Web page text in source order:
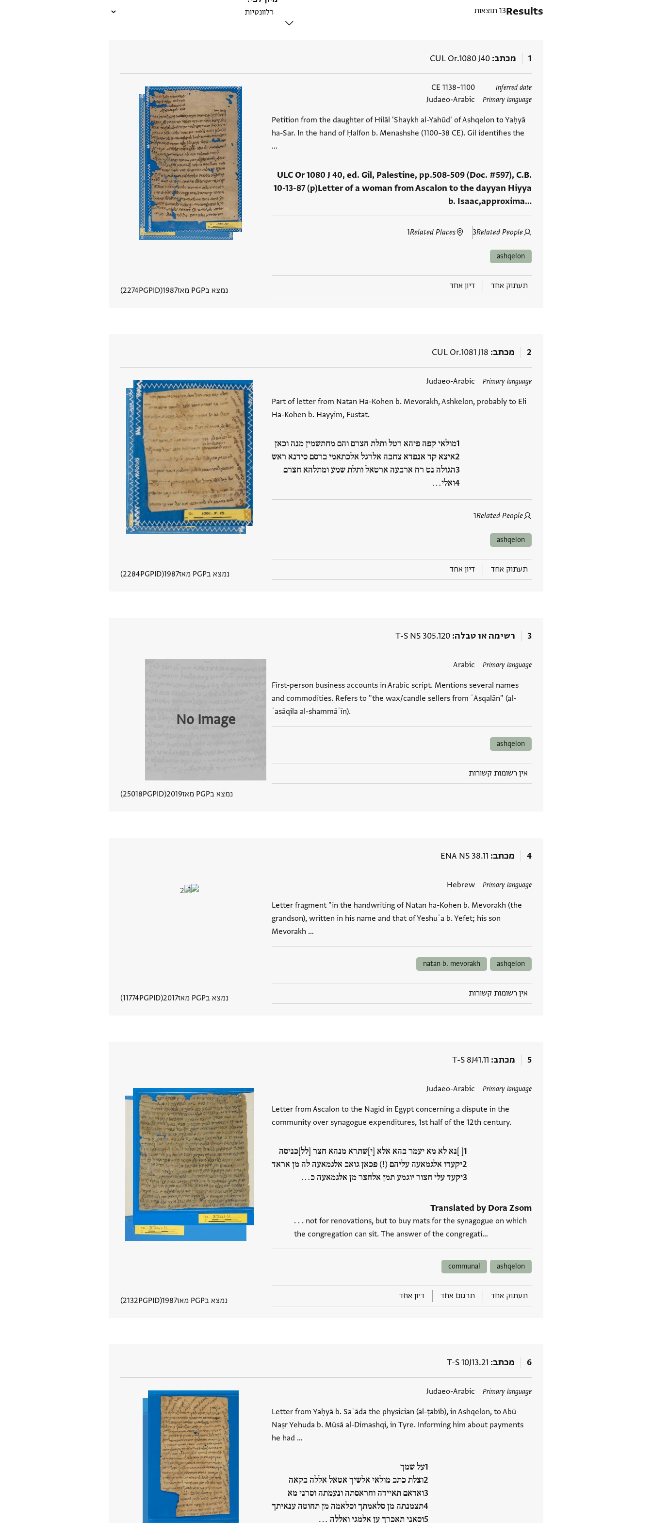
Results13 תוצאות
1 מכתב CUL Or.1080 J40
Inferred date
1100–1138 CE
Primary language
Judaeo-Arabic
Petition from the daughter of Hilāl 'Shaykh al-Yahūd' of Ashqelon to Yaḥyā
ha-Sar. In the hand of Ḥalfon b. Menashshe (1100–38 CE). Gil identifies the
…
ULC Or 1080 J 40, ed. Gil, Palestine, pp.508-509 (Doc. #597), C.B.
10-13-87 (p)Letter of a woman from Ascalon to the dayyan Hiyya
b. Isaac,approxima‮…
Related People
3
Related Places
1
תגים
ashqelon
תעתוק אחד דיון אחד נמצא בPGP מאז 1987
PGPID
2274
2 מכתב CUL Or.1081 J18
Primary language
Judaeo-Arabic
Part of letter from Natan Ha-Kohen b. Mevorakh, Ashkelon, probably to Eli
Ha-Kohen b. Hayyim, Fustat.
מולאי קפה פיהא רטל ותלת חצרם והם מחתשמין מנה וכאן
איצא קד אנפדא צחבה אלרגל אלכתאמי ברסם סידנא ראש
הגולה נט רח ארבעה ארטאל ותלת שמע ומתלהא חצרם
ואלי‮…
Related People
1
תגים
ashqelon
תעתוק אחד דיון אחד נמצא בPGP מאז 1987
PGPID
2284
3 רשימה או טבלה T-S NS 305.120
Primary language
Arabic
First-person business accounts in Arabic script. Mentions several names
and commodities. Refers to "the wax/candle sellers from ʿAsqalān" (al-
ʿasāqila al-shammāʿīn).
תגים
ashqelon
אין רשומות קשורות
No Image
נמצא בPGP מאז 2019
PGPID
25018
4 מכתב ENA NS 38.11
Primary language
Hebrew
Letter fragment "in the handwriting of Natan ha-Kohen b. Mevorakh (the
grandson), written in his name and that of Yeshuʿa b. Yefet; his son
Mevorakh …
תגים
ashqelon
natan b. mevorakh
אין רשומות קשורות נמצא בPGP מאז 2017
PGPID
11774
5 מכתב T-S 8J41.11
Primary language
Judaeo-Arabic
Letter from Ascalon to the Nagid in Egypt concerning a dispute in the
community over synagogue expenditures, 1st half of the 12th century.
[ ]נא לא מא יעמר בהא אלא [י]שתרא מנהא חצר [לל]כניסה
יקעדו אלגמאעה עליהם (!) פכאן גואב אלגמאעה לה מן אראד
יקעד עלי חצור יוגמע תמן אלחצר מן אלגמאעה כ‮…
Translated by Dora Zsom
. . . not for renovations, but to buy mats for the synagogue on which
the congregation can sit. The answer of the congregati‮…
תגים
ashqelon
communal
תעתוק אחד תרגום אחד דיון אחד נמצא בPGP מאז 1987
PGPID
2132
6 מכתב T-S 10J13.21
Primary language
Judaeo-Arabic
Letter from Yaḥyā b. Saʿāda the physician (al-ṭabīb), in Ashqelon, to Abū
Naṣr Yehuda b. Mūsā al-Dimashqi, in Tyre. Informing him about payments
he had …
על שמך
וצלת כתב מולאי אלשיך אטאל אללה בקאה
ואדאם תאיידה וחראסתה ונעמתה וסרני מא
תצמנתה מן סלאמתך וסלאמה מן תחוטה ענאיתך
וסאני תאכרך ען אלמגי ואללה ‮…
תגים